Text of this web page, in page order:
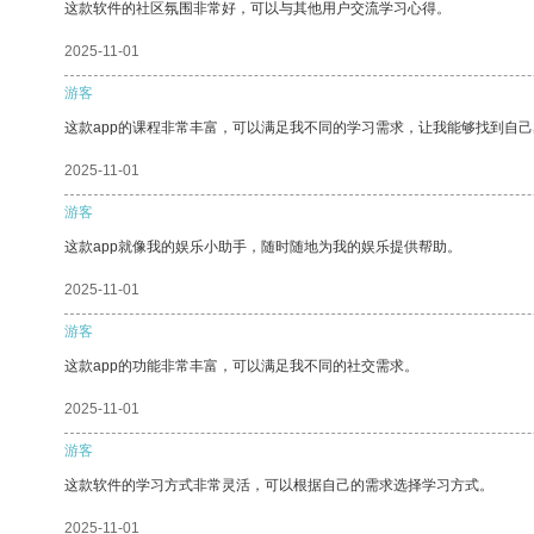
这款软件的社区氛围非常好，可以与其他用户交流学习心得。
2025-11-01
游客
这款app的课程非常丰富，可以满足我不同的学习需求，让我能够找到自己
2025-11-01
游客
这款app就像我的娱乐小助手，随时随地为我的娱乐提供帮助。
2025-11-01
游客
这款app的功能非常丰富，可以满足我不同的社交需求。
2025-11-01
游客
这款软件的学习方式非常灵活，可以根据自己的需求选择学习方式。
2025-11-01